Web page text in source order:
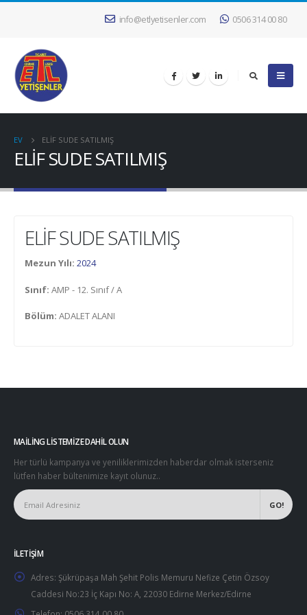
info@etlyetisenler.com 0506 314 00 80
EV ELİF SUDE SATILMIŞ
ELİF SUDE SATILMIŞ
ELİF SUDE SATILMIŞ
Mezun Yılı: 2024
Sınıf: AMP - 12. Sınıf / A
Bölüm: ADALET ALANI
MAILING LISTEMIZE DAHIL OLUN
Her türlü kampanya ve yeniliklerimizden haberdar olmak isterseniz
lütfen haber bültenimize kayıt olunuz..
İLETIŞIM
Adres: Şükrüpaşa Mah Şehit Polis Memuru Nefize Çetin Özsoy
Caddesi No:23 İç Kapı No: A, 22030 Edirne Merkez/Edirne